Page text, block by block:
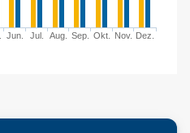
Jun. Jul. Aug. Sep. Okt. Nov. Dez.